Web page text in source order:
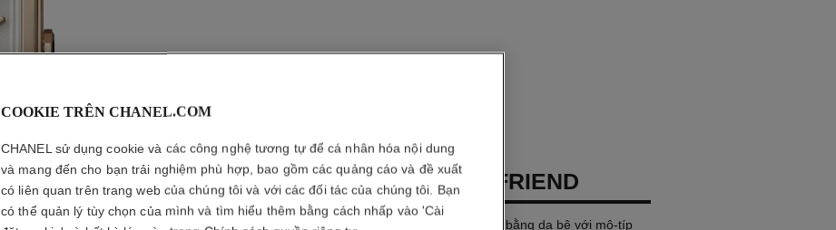
ĐỒNG HỒ BOY·FRIEND
Cỡ lớn, VÀNG BEIGE, dây đeo bằng da bê với mô-típ
COOKIE TRÊN CHANEL.COM
CHANEL sử dụng cookie và các công nghệ tương tự để cá nhân hóa nội dung
và mang đến cho bạn trải nghiệm phù hợp, bao gồm các quảng cáo và đề xuất
có liên quan trên trang web của chúng tôi và với các đối tác của chúng tôi. Bạn
có thể quản lý tùy chọn của mình và tìm hiểu thêm bằng cách nhấp vào 'Cài